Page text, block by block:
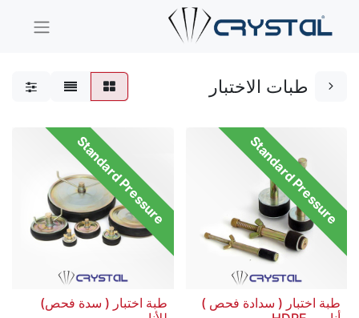
طبات الاختبار
Standard Pressure
طبة اختبار ( سدادة فحص )
Standard Pressure
طبة اختبار ( سدة فحص)